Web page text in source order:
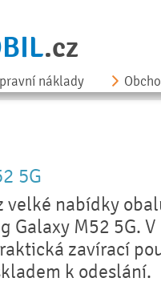
.cz
náklady
5G
velké nabídky
Galaxy M52 5G.
zavírací
k odeslání.